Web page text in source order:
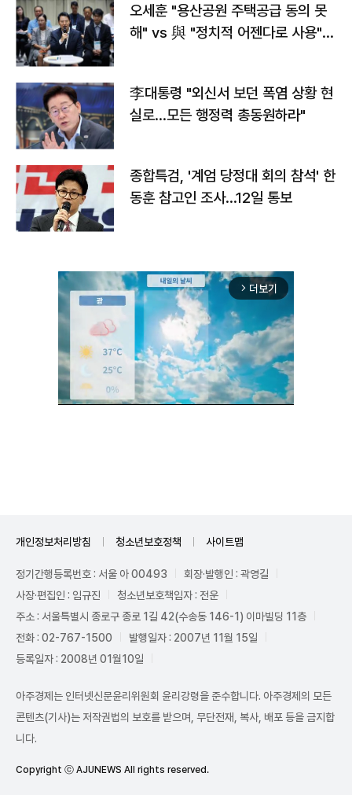
오세훈 "용산공원 주택공급 동의 못
해" vs 與 "정치적 어젠다로 사용"
李대통령 "외신서 보던 폭염 상황 현
실로…모든 행정력 총동원하라"
종합특검, '계엄 당정대 회의 참석' 한
동훈 참고인 조사...12일 통보
arrow_forward_ios 더보기
개인정보처리방침 청소년보호정책 사이트맵
정기간행등록번호 : 서울 아 00493
회장·발행인 : 곽영길
사장·편집인 : 임규진
청소년보호책임자 : 전운
주소 : 서울특별시 종로구 종로 1길 42(수송동 146-1) 이마빌딩 11층
전화 : 02-767-1500
발행일자 : 2007년 11월 15일
등록일자 : 2008년 01월10일
아주경제는 인터넷신문윤리위원회 윤리강령을 준수합니다. 아주경제의 모든
콘텐츠(기사)는 저작권법의 보호를 받으며, 무단전재, 복사, 배포 등을 금지합
니다.
Copyright ⓒ AJUNEWS All rights reserved.